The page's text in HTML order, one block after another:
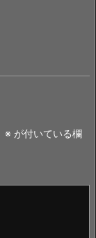
※ が付いている欄